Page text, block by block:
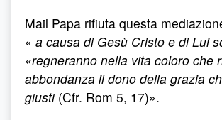
Mail Papa rifiuta questa
« a causa di Gesù Cristo e di Lui
«regneranno nella vita coloro che
abbondanza il dono della grazia
giusti(Cfr. Rom 5, 17)».